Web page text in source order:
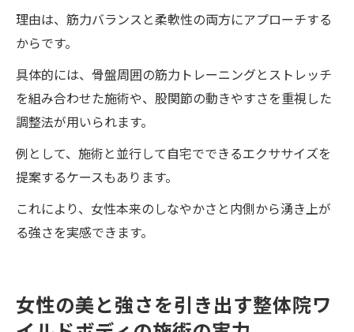
理由は、筋力バランスと柔軟性の両方にアプローチする
からです。
具体的には、骨盤周囲の筋力トレーニングとストレッチ
を組み合わせた施術や、股関節の動きやすさを重視した
調整法が用いられます。
例として、施術と並行して自宅でできるエクササイズを
提案するケースもあります。
これにより、女性本来のしなやかさと内側から湧き上が
る強さを実感できます。
女性の美と強さを引き出す整体院ワ